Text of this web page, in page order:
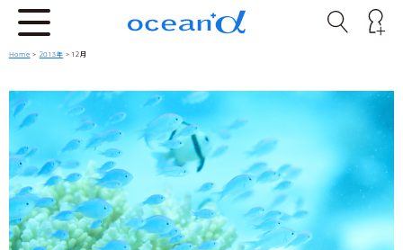
Home > 2013年 > 12月